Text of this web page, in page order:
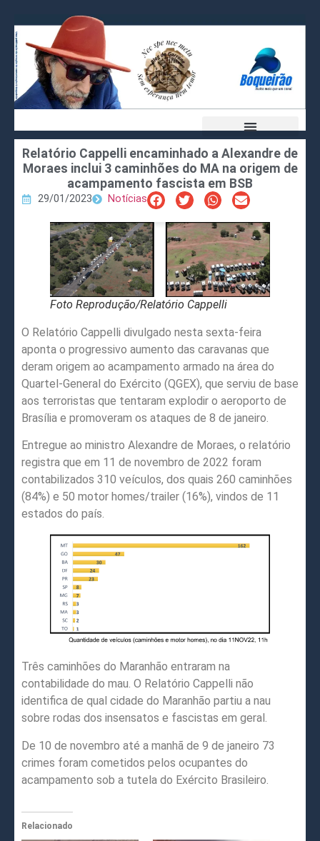
Relatório Cappelli encaminhado a Alexandre de
Moraes inclui 3 caminhões do MA na origem de
acampamento fascista em BSB
29/01/2023 Notícias
Foto Reprodução/Relatório Cappelli
O Relatório Cappelli divulgado nesta sexta-feira
aponta o progressivo aumento das caravanas que
deram origem ao acampamento armado na área do
Quartel-General do Exército (QGEX), que serviu de base
aos terroristas que tentaram explodir o aeroporto de
Brasília e promoveram os ataques de 8 de janeiro.
Entregue ao ministro Alexandre de Moraes, o relatório
registra que em 11 de novembro de 2022 foram
contabilizados 310 veículos, dos quais 260 caminhões
(84%) e 50 motor homes/trailer (16%), vindos de 11
estados do país.
Três caminhões do Maranhão entraram na
contabilidade do mau. O Relatório Cappelli não
identifica de qual cidade do Maranhão partiu a nau
sobre rodas dos insensatos e fascistas em geral.
De 10 de novembro até a manhã de 9 de janeiro 73
crimes foram cometidos pelos ocupantes do
acampamento sob a tutela do Exército Brasileiro.
Relacionado